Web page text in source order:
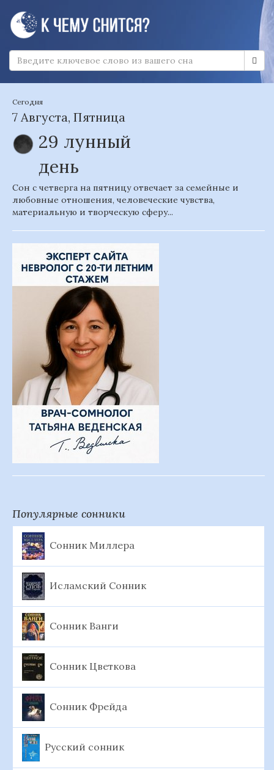
Сегодня
7 Августа, Пятница
29 лунный
день
Сон с четверга на пятницу отвечает за семейные и
любовные отношения, человеческие чувства,
материальную и творческую сферу...
Популярные сонники
Сонник Миллера
Исламский Сонник
Сонник Ванги
Сонник Цветкова
Сонник Фрейда
Русский сонник